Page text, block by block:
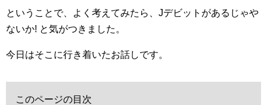
ということで、よく考えてみたら、Jデビットがあるじゃや
ないか! と気がつきました。
今日はそこに行き着いたお話しです。
このページの目次